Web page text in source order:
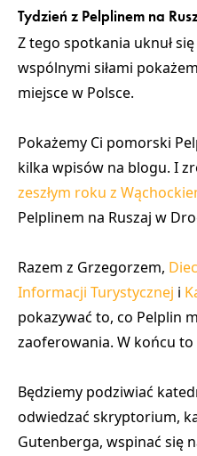
Tydzień z Pelplinem na
Z tego spotkania uknuł
wspólnymi siłami
miejsce w Polsce.
Pokażemy Ci pomorski
kilka wpisów na blogu. I
zeszłym roku z
Pelplinem na Ruszaj w
Razem z Grzegorzem,
Informacji Turystycznej i
pokazywać to, co Pelplin
zaoferowania. W końcu to
Będziemy podziwiać
odwiedzać skryptorium,
Gutenberga, wspinać się